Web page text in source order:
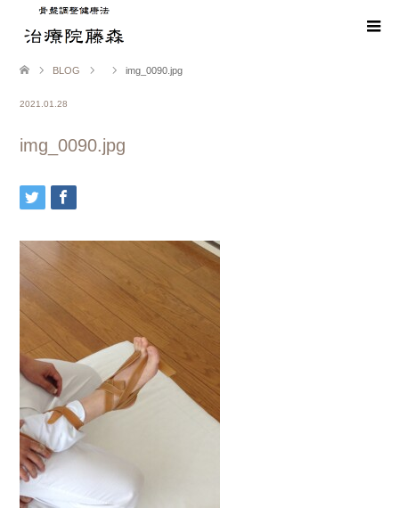
BLOG img_0090.jpg
2021.01.28
img_0090.jpg